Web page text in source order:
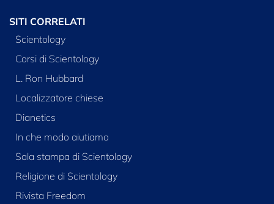
SITI CORRELATI
Scientology
Corsi di Scientology
L. Ron Hubbard
Localizzatore chiese
Dianetics
In che modo aiutiamo
Sala stampa di Scientology
Religione di Scientology
Rivista Freedom